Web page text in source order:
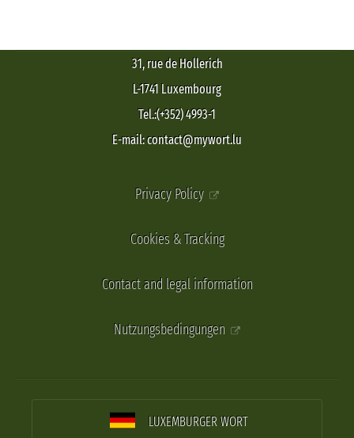
31, rue de Hollerich
L-1741 Luxembourg
Tel.:(+352) 4993-1
E-mail: contact@mywort.lu
Privacy Policy
Cookies & Tracking
Contact and legal information
Nutzungsbedingungen
LUXEMBURGER WORT